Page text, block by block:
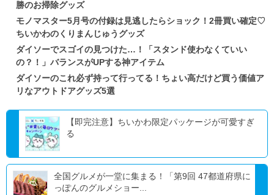
勝のお掃除グッズ
モノマスター5月号の付録は見逃したらショック！2冊買い確定♡
ちいかわのくりまんじゅうグッズ
ダイソーでスゴイの見つけた…！「スタンド使わなくていい
の？！」バランスがUPする神アイテム
ダイソーのこれ必ず持って行ってる！ちょい高だけど買う価値ア
リなアウトドアグッズ5選
【即完注意】ちいかわ限定パッケージが可愛すぎ
る
全国グルメが一堂に集まる！「第9回 47都道府県に
っぽんのグルメショー...